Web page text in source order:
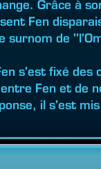
Grâce à
Fen
surnom de
s'est fixé
Fen et de
il s'est